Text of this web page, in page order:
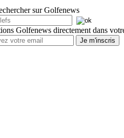
sur Golfenews
Golfenews directement dans